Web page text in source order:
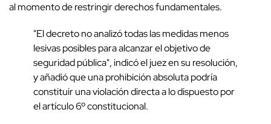
al momento de restringir derechos fundamentales.
"El decreto no analizó todas las medidas menos
lesivas posibles para alcanzar el objetivo de
seguridad pública", indicó el juez en su resolución,
y añadió que una prohibición absoluta podría
constituir una violación directa a lo dispuesto por
el artículo 6º constitucional.